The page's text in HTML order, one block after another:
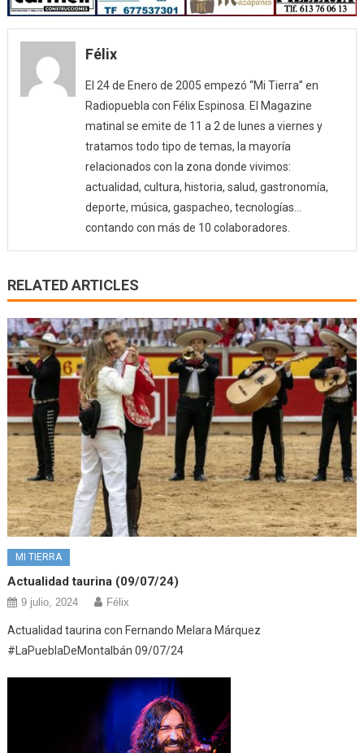
Félix
El 24 de Enero de 2005 empezó “Mi Tierra” en
Radiopuebla con Félix Espinosa. El Magazine
matinal se emite de 11 a 2 de lunes a viernes y
tratamos todo tipo de temas, la mayoría
relacionados con la zona donde vivimos:
actualidad, cultura, historia, salud, gastronomía,
deporte, música, gaspacheo, tecnologías…
contando con más de 10 colaboradores.
RELATED ARTICLES
MI TIERRA
Actualidad taurina (09/07/24)
9 julio, 2024 Félix
Actualidad taurina con Fernando Melara Márquez
#LaPueblaDeMontalbán 09/07/24